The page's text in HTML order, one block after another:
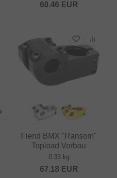
60.46 EUR
Fiend BMX "Ransom"
Topload Vorbau
0.33 kg
67.18 EUR